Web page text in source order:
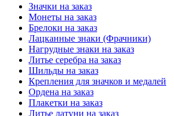
Значки на заказ
Монеты на заказ
Брелоки на заказ
Лацканные знаки (Фрачники)
Нагрудные знаки на заказ
Литье серебра на заказ
Шильды на заказ
Крепления для значков и медалей
Ордена на заказ
Плакетки на заказ
Литье латуни на заказ